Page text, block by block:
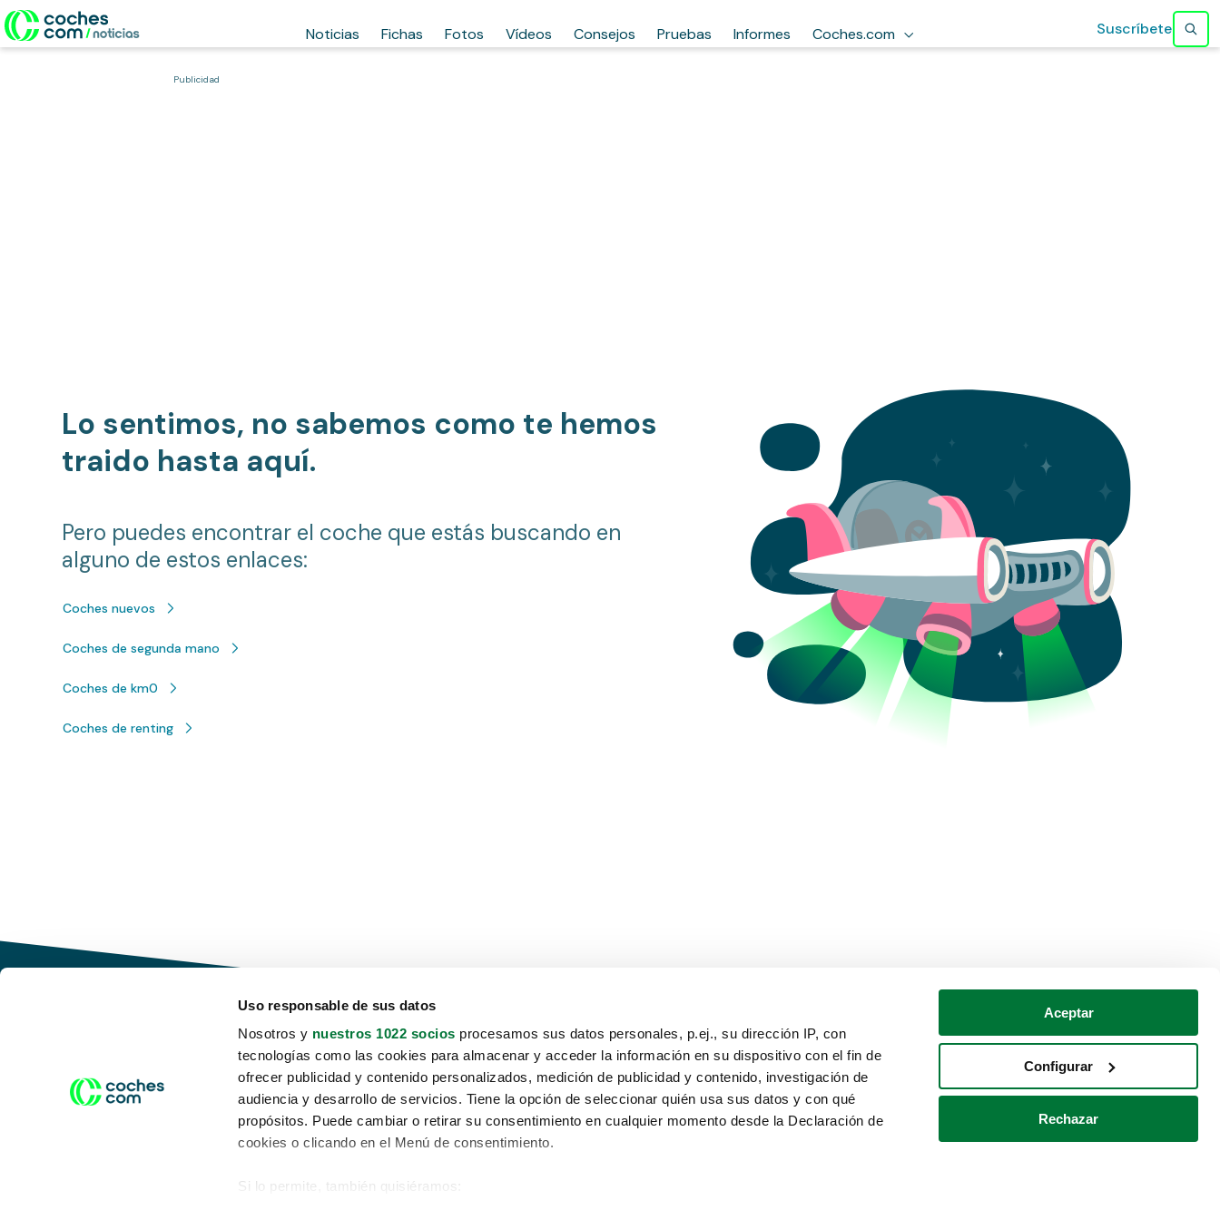
Uso responsable de sus datos
Nosotros y nuestros 1022 socios procesamos sus datos personales, p.ej., su dirección IP, con
tecnologías como las cookies para almacenar y acceder la información en su dispositivo con el fin de
ofrecer publicidad y contenido personalizados, medición de publicidad y contenido, investigación de
audiencia y desarrollo de servicios. Tiene la opción de seleccionar quién usa sus datos y con qué
propósitos. Puede cambiar o retirar su consentimiento en cualquier momento desde la Declaración de
cookies o clicando en el Menú de consentimiento.
Si lo permite, también quisiéramos:
Aceptar
Configurar
Rechazar
Noticias Fichas Fotos Vídeos Consejos Pruebas Informes Coches.com Suscríbete
Publicidad
Lo sentimos, no sabemos como te hemos
traido hasta aquí.
Pero puedes encontrar el coche que estás buscando en
alguno de estos enlaces:
Coches nuevos
Coches de segunda mano
Coches de km0
Coches de renting
Conduce tu futuro,
desata tu movilidad